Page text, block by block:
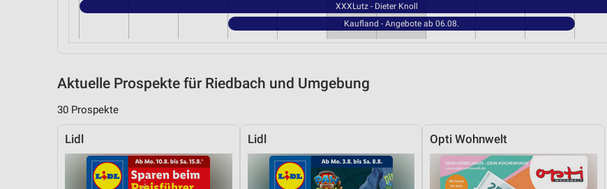
XXXLutz - Dieter Knoll
Kaufland - Angebote ab 06.08.
Aktuelle Prospekte für Riedbach und Umgebung
30 Prospekte
Lidl Lidl Opti Wohnwelt